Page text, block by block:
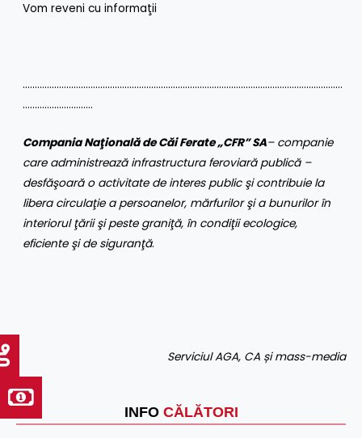
INFO CĂLĂTORI
Vom reveni cu informaţii
……………………………………………………………………………………………………………………
………………………..
Compania Naţională de Căi Ferate „CFR” SA– companie
care administrează infrastructura feroviară publică –
desfăşoară o activitate de interes public şi contribuie la
libera circulaţie a persoanelor, mărfurilor şi a bunurilor în
interiorul ţării şi peste graniţă, în condiţii ecologice,
eficiente şi de siguranţă.
Serviciul AGA, CA și mass-media